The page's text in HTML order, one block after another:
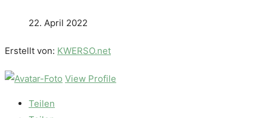
22. April 2022
Erstellt von: KWERSO.net
View Profile
Teilen